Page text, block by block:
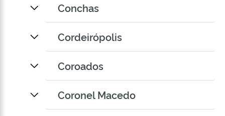
Conchas
Cordeirópolis
Coroados
Coronel Macedo